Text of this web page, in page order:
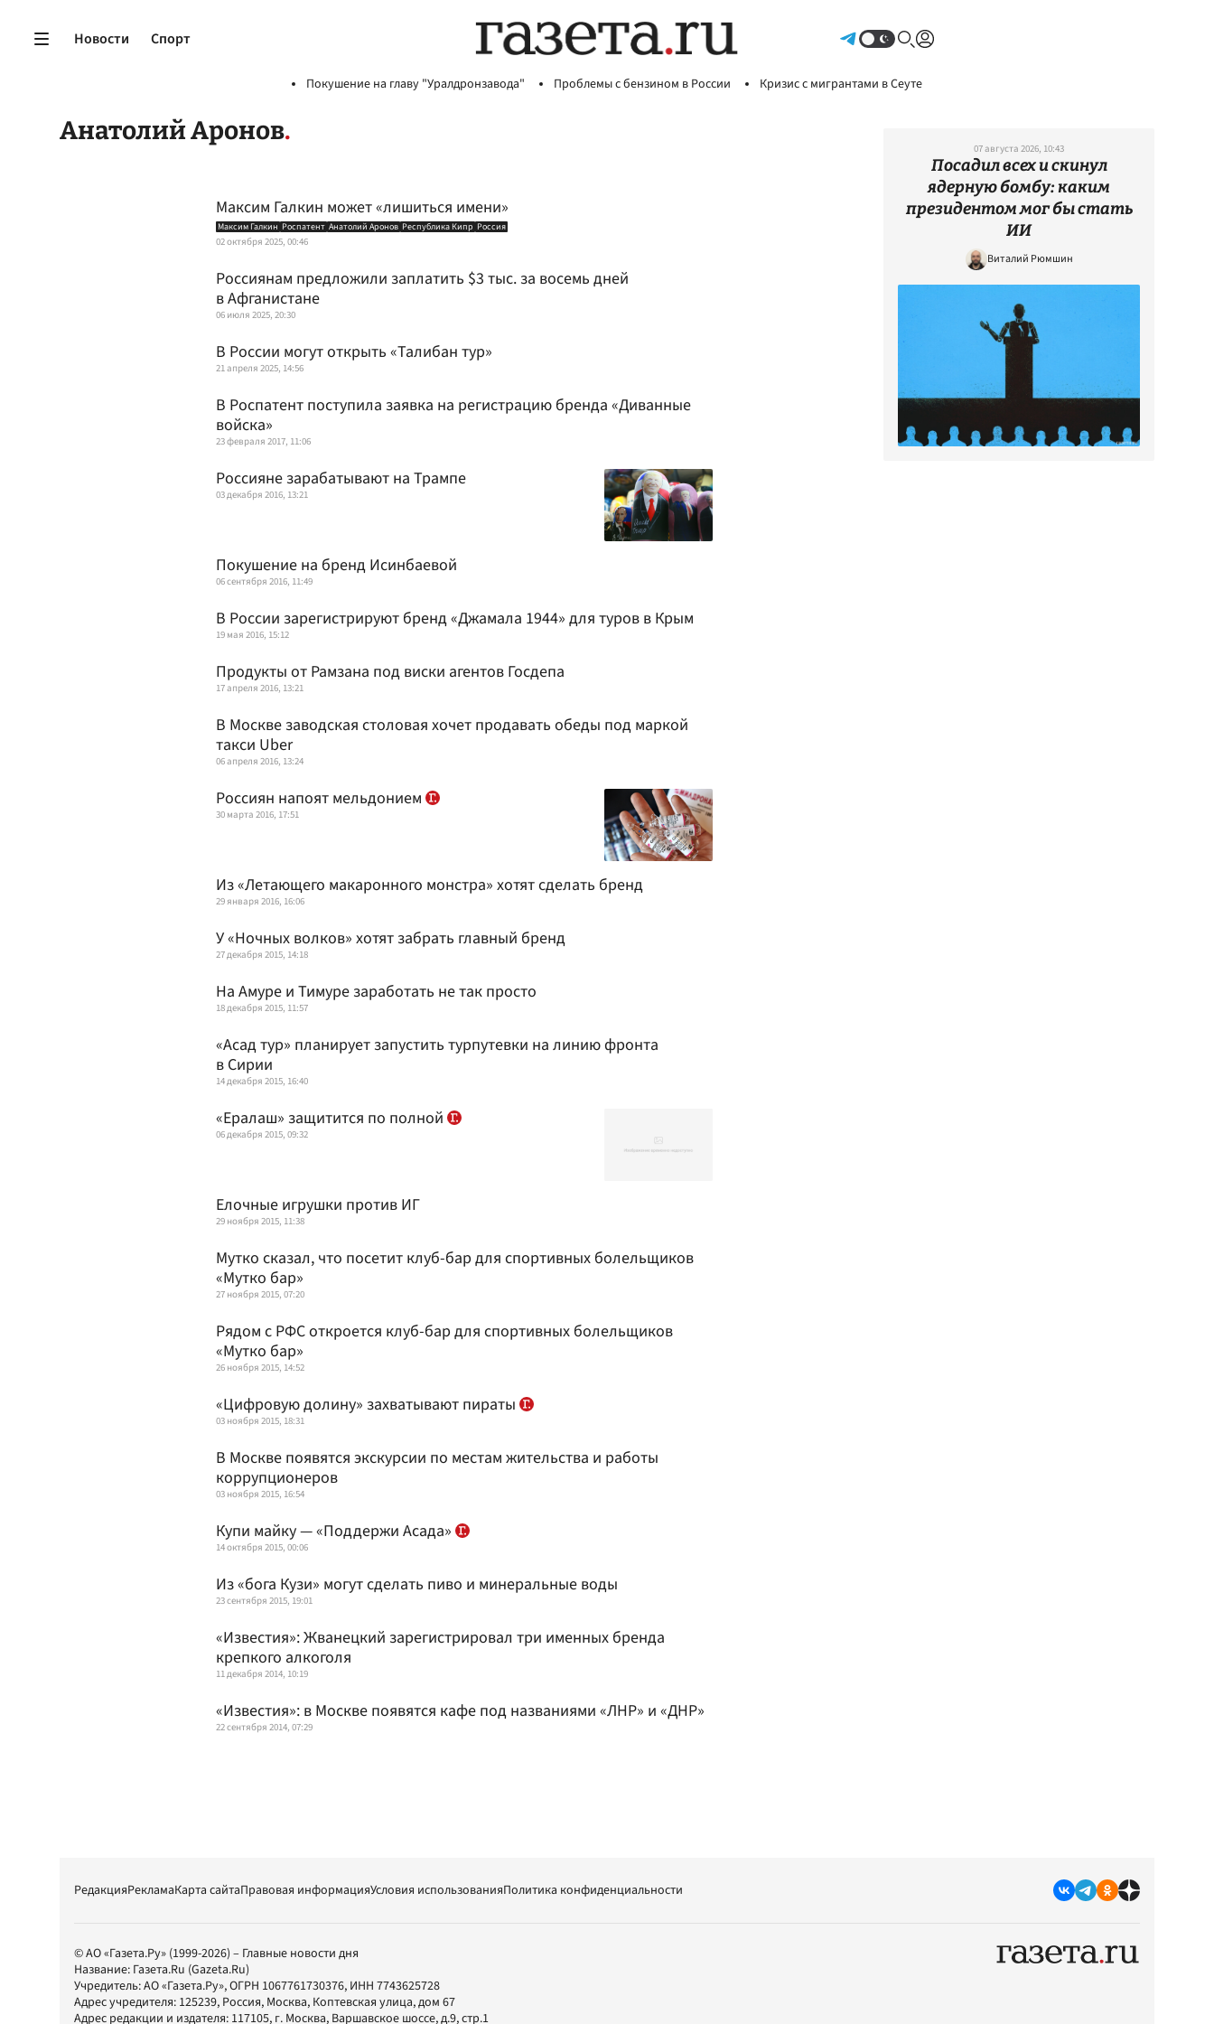
Новости Спорт
Покушение на главу "Уралдронзавода" Проблемы с бензином в России Кризис с мигрантами в Сеуте
Анатолий Аронов
Максим Галкин может «лишиться имени»
Максим Галкин Роспатент Анатолий Аронов Республика Кипр Россия
02 октября 2025, 00:46
Россиянам предложили заплатить $3 тыс. за восемь дней
в Афганистане
06 июля 2025, 20:30
В России могут открыть «Талибан тур»
21 апреля 2025, 14:56
В Роспатент поступила заявка на регистрацию бренда «Диванные
войска»
23 февраля 2017, 11:06
Россияне зарабатывают на Трампе
03 декабря 2016, 13:21
Покушение на бренд Исинбаевой
06 сентября 2016, 11:49
В России зарегистрируют бренд «Джамала 1944» для туров в Крым
19 мая 2016, 15:12
Продукты от Рамзана под виски агентов Госдепа
17 апреля 2016, 13:21
В Москве заводская столовая хочет продавать обеды под маркой
такси Uber
06 апреля 2016, 13:24
Россиян напоят мельдонием
30 марта 2016, 17:51
Из «Летающего макаронного монстра» хотят сделать бренд
29 января 2016, 16:06
У «Ночных волков» хотят забрать главный бренд
27 декабря 2015, 14:18
На Амуре и Тимуре заработать не так просто
18 декабря 2015, 11:57
«Асад тур» планирует запустить турпутевки на линию фронта
в Сирии
14 декабря 2015, 16:40
«Ералаш» защитится по полной
06 декабря 2015, 09:32
Елочные игрушки против ИГ
29 ноября 2015, 11:38
Мутко сказал, что посетит клуб-бар для спортивных болельщиков
«Мутко бар»
27 ноября 2015, 07:20
Рядом с РФС откроется клуб-бар для спортивных болельщиков
«Мутко бар»
26 ноября 2015, 14:52
«Цифровую долину» захватывают пираты
03 ноября 2015, 18:31
В Москве появятся экскурсии по местам жительства и работы
коррупционеров
03 ноября 2015, 16:54
Купи майку — «Поддержи Асада»
14 октября 2015, 00:06
Из «бога Кузи» могут сделать пиво и минеральные воды
23 сентября 2015, 19:01
«Известия»: Жванецкий зарегистрировал три именных бренда
крепкого алкоголя
11 декабря 2014, 10:19
«Известия»: в Москве появятся кафе под названиями «ЛНР» и «ДНР»
22 сентября 2014, 07:29
07 августа 2026, 10:43
Посадил всех и скинул
ядерную бомбу: каким
президентом мог бы стать
ИИ
Виталий Рюмшин
РедакцияРекламаКарта сайтаПравовая информацияУсловия использованияПолитика конфиденциальности
© АО «Газета.Ру» (1999-2026) – Главные новости дня
Название: Газета.Ru (Gazeta.Ru)
Учредитель:АО «Газета.Ру», ОГРН 1067761730376, ИНН 7743625728
Адрес учредителя: 125239, Россия, Москва, Коптевская улица, дом 67
Адрес редакции и издателя: 117105, г. Москва, Варшавское шоссе, д.9, стр.1